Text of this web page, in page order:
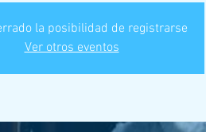
la posibilidad de registrarse
Ver otros eventos